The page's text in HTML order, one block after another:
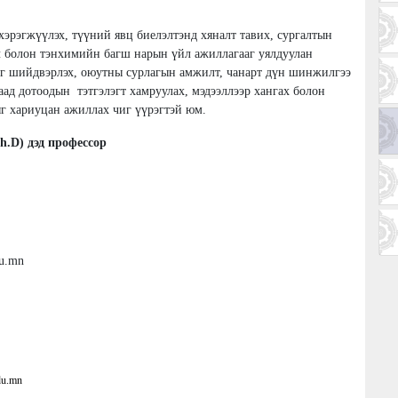
түүний явц биелэлтэнд хяналт тавих, сургалтын
тэнхимийн багш нарын үйл ажиллагааг уялдуулан
шийдвэрлэх, оюутны сурлагын амжилт, чанарт дүн шинжилгээ
дотоодын тэтгэлэгт хамруулах, мэдээллээр хангах болон
хариуцан ажиллах чиг үүрэгтэй юм.
дэд профессор